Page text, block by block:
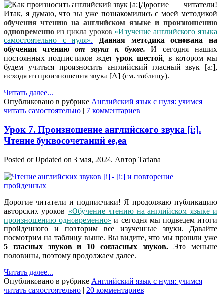
Дорогие читатели!
Итак, я думаю, что вы уже познакомились с моей методикой
обучения чтению на английском языке и произношению
одновременно из цикла уроков «Изучение английского языка
самостоятельно с нуля».
Данная методика основана на
обучении чтениюот звука к букве. И сегодня наших
постоянных подписчиков ждетурок шестой, в котором мы
будем учиться произносить английский гласный звук [a:],
исходя из произношения звука [Ʌ] (см. таблицу).
Читать далее...
Опубликовано в рубрике Английский язык с нуля: учимся
читать самостоятельно | 7 комментариев
Урок 7. Произношение английского звука [i:].
Чтение буквосочетаний ee,ea
Posted or Updated on 3 мая, 2024. Автор Tatiana
Дорогие читатели и подписчики! Я продолжаю публикацию
авторских уроков «Обучение чтению на английском языке и
произношению одновременно» и сегодня мы подведем итоги
пройденного и повторим все изученные звуки. Давайте
посмотрим на таблицу выше. Вы видите, что мы прошли уже
5 гласных звуков и 10 согласных звуков.Это меньше
половины, поэтому продолжаем далее.
Читать далее...
Опубликовано в рубрике Английский язык с нуля: учимся
читать самостоятельно | 20 комментариев